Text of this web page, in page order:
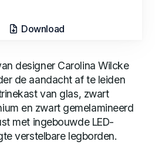
Download
designer Carolina Wilcke
de aandacht af te leiden
van glas, zwart
en zwart gemelamineerd
met ingebouwde LED-
verstelbare legborden.